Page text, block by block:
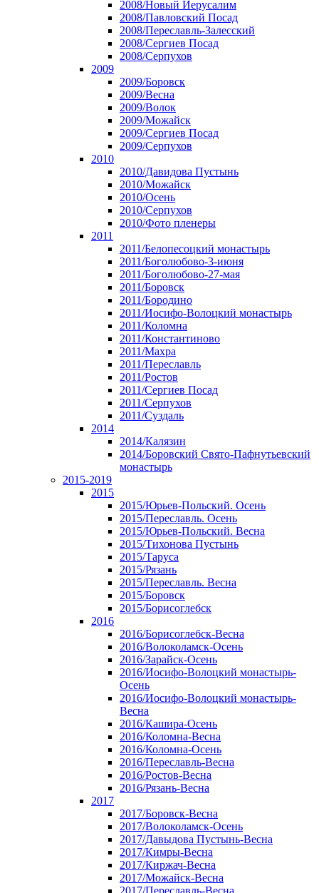
2008/Новый Иерусалим
2008/Павловский Посад
2008/Переславль-Залесский
2008/Сергиев Посад
2008/Серпухов
2009
2009/Боровск
2009/Весна
2009/Волок
2009/Можайск
2009/Сергиев Посад
2009/Серпухов
2010
2010/Давидова Пустынь
2010/Можайск
2010/Осень
2010/Серпухов
2010/Фото пленеры
2011
2011/Белопесоцкий монастырь
2011/Боголюбово-3-июня
2011/Боголюбово-27-мая
2011/Боровск
2011/Бородино
2011/Иосифо-Волоцкий монастырь
2011/Коломна
2011/Константиново
2011/Махра
2011/Переславль
2011/Ростов
2011/Сергиев Посад
2011/Серпухов
2011/Суздаль
2014
2014/Калязин
2014/Боровский Свято-Пафнутьевский
монастырь
2015-2019
2015
2015/Юрьев-Польский. Осень
2015/Переславль. Осень
2015/Юрьев-Польский. Весна
2015/Тихонова Пустынь
2015/Таруса
2015/Рязань
2015/Переславль. Весна
2015/Боровск
2015/Борисоглебск
2016
2016/Борисоглебск-Весна
2016/Волоколамск-Осень
2016/Зарайск-Осень
2016/Иосифо-Волоцкий монастырь-
Осень
2016/Иосифо-Волоцкий монастырь-
Весна
2016/Кашира-Осень
2016/Коломна-Весна
2016/Коломна-Осень
2016/Переславль-Весна
2016/Ростов-Весна
2016/Рязань-Весна
2017
2017/Боровск-Весна
2017/Волоколамск-Осень
2017/Давыдова Пустынь-Весна
2017/Кимры-Весна
2017/Киржач-Весна
2017/Можайск-Весна
2017/Переславль-Весна